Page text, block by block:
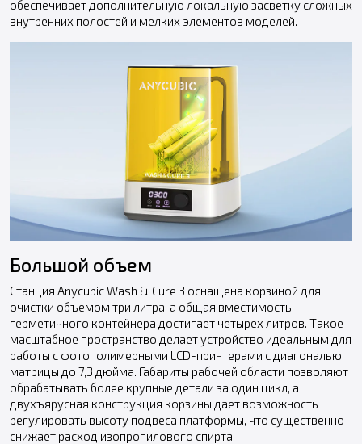
обеспечивает дополнительную локальную засветку сложных
внутренних полостей и мелких элементов моделей.
Большой объем
Станция Anycubic Wash & Cure 3 оснащена корзиной для
очистки объемом три литра, а общая вместимость
герметичного контейнера достигает четырех литров. Такое
масштабное пространство делает устройство идеальным для
работы с фотополимерными LCD-принтерами с диагональю
матрицы до 7,3 дюйма. Габариты рабочей области позволяют
обрабатывать более крупные детали за один цикл, а
двухъярусная конструкция корзины дает возможность
регулировать высоту подвеса платформы, что существенно
снижает расход изопропилового спирта.